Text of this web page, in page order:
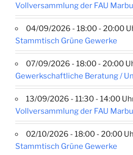
Vollversammlung der FAU
04/09/2026 - 18:00 - 20:00
Stammtisch Grüne Gewerke
07/09/2026 - 18:00 - 20:00
Gewerkschaftliche Beratung /
13/09/2026 - 11:30 - 14:00
Vollversammlung der FAU
02/10/2026 - 18:00 - 20:00
Stammtisch Grüne Gewerke